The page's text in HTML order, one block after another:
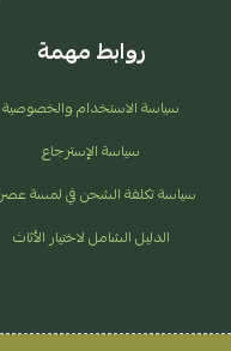
روابط مهمة
سياسة الاستخدام والخصوصية
سياسة الإسترجاع
سياسة تكلفة الشحن في لمسة
الدليل الشامل لاختيار الأثاث